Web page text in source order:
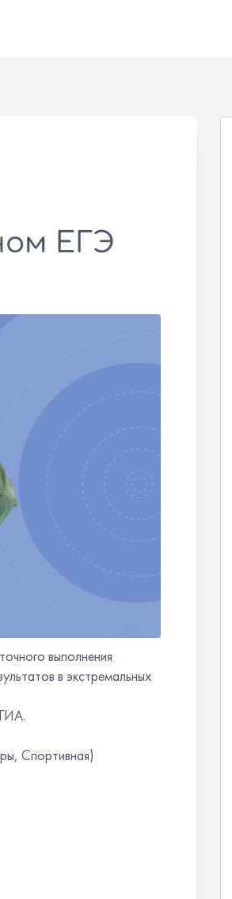
ЕГЭ
выполнения
в экстремальных
Спортивная)